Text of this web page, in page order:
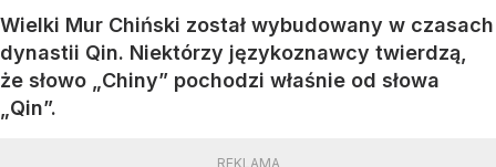
Wielki Mur Chiński został wybudowany w czasach
dynastii Qin. Niektórzy językoznawcy twierdzą,
że słowo „Chiny” pochodzi właśnie od słowa
„Qin”.